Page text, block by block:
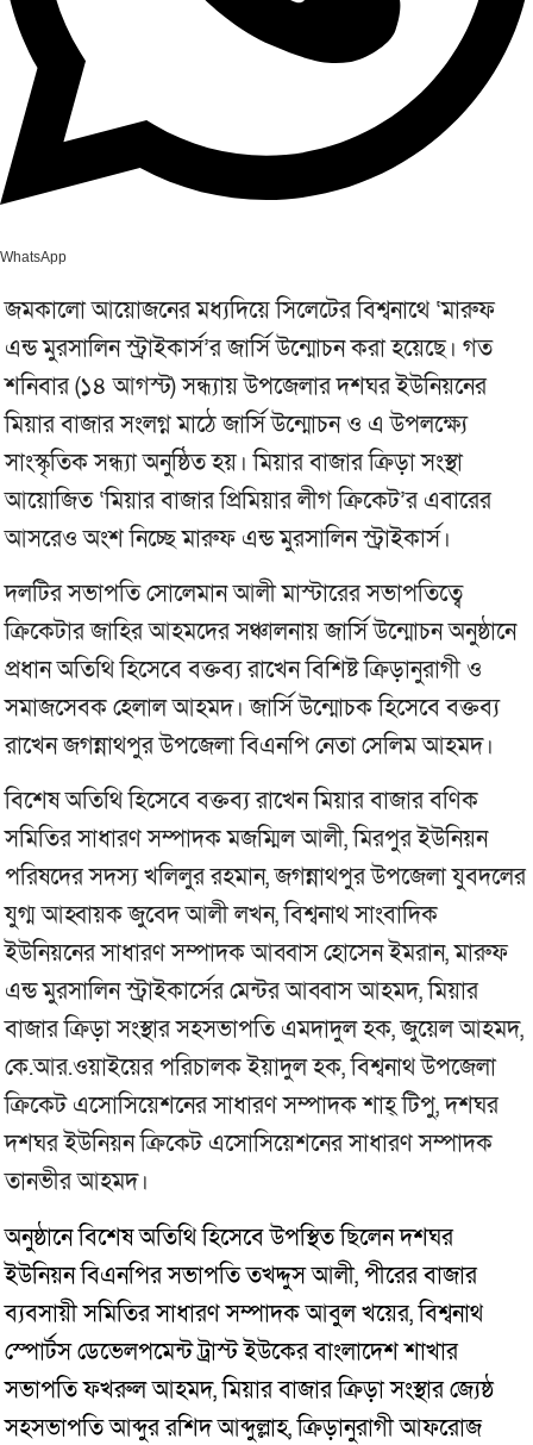
WhatsApp
জমকালো আয়োজনের মধ্যদিয়ে সিলেটের বিশ্বনাথে ‘মারুফ
এন্ড মুরসালিন স্ট্রাইকার্স’র জার্সি উন্মোচন করা হয়েছে। গত
শনিবার (১৪ আগস্ট) সন্ধ্যায় উপজেলার দশঘর ইউনিয়নের
মিয়ার বাজার সংলগ্ন মাঠে জার্সি উন্মোচন ও এ উপলক্ষ্যে
সাংস্কৃতিক সন্ধ্যা অনুষ্ঠিত হয়। মিয়ার বাজার ক্রিড়া সংস্থা
আয়োজিত ‘মিয়ার বাজার প্রিমিয়ার লীগ ক্রিকেট’র এবারের
আসরেও অংশ নিচ্ছে মারুফ এন্ড মুরসালিন স্ট্রাইকার্স।
দলটির সভাপতি সোলেমান আলী মাস্টারের সভাপতিত্বে
ক্রিকেটার জাহির আহমদের সঞ্চালনায় জার্সি উন্মোচন অনুষ্ঠানে
প্রধান অতিথি হিসেবে বক্তব্য রাখেন বিশিষ্ট ক্রিড়ানুরাগী ও
সমাজসেবক হেলাল আহমদ। জার্সি উন্মোচক হিসেবে বক্তব্য
রাখেন জগন্নাথপুর উপজেলা বিএনপি নেতা সেলিম আহমদ।
বিশেষ অতিথি হিসেবে বক্তব্য রাখেন মিয়ার বাজার বণিক
সমিতির সাধারণ সম্পাদক মজম্মিল আলী, মিরপুর ইউনিয়ন
পরিষদের সদস্য খলিলুর রহমান, জগন্নাথপুর উপজেলা যুবদলের
যুগ্ম আহ্বায়ক জুবেদ আলী লখন, বিশ্বনাথ সাংবাদিক
ইউনিয়নের সাধারণ সম্পাদক আব্বাস হোসেন ইমরান, মারুফ
এন্ড মুরসালিন স্ট্রাইকার্সের মেন্টর আব্বাস আহমদ, মিয়ার
বাজার ক্রিড়া সংস্থার সহসভাপতি এমদাদুল হক, জুয়েল আহমদ,
কে.আর.ওয়াইয়ের পরিচালক ইয়াদুল হক, বিশ্বনাথ উপজেলা
ক্রিকেট এসোসিয়েশনের সাধারণ সম্পাদক শাহ্ টিপু, দশঘর
দশঘর ইউনিয়ন ক্রিকেট এসোসিয়েশনের সাধারণ সম্পাদক
তানভীর আহমদ।
অনুষ্ঠানে বিশেষ অতিথি হিসেবে উপস্থিত ছিলেন দশঘর
ইউনিয়ন বিএনপির সভাপতি তখদ্দুস আলী, পীরের বাজার
ব্যবসায়ী সমিতির সাধারণ সম্পাদক আবুল খয়ের, বিশ্বনাথ
স্পোর্টস ডেভেলপমেন্ট ট্রাস্ট ইউকের বাংলাদেশ শাখার
সভাপতি ফখরুল আহমদ, মিয়ার বাজার ক্রিড়া সংস্থার জ্যেষ্ঠ
সহসভাপতি আব্দুর রশিদ আব্দুল্লাহ, ক্রিড়ানুরাগী আফরোজ